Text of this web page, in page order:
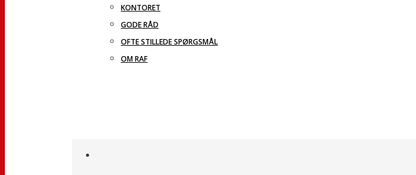
KONTORET
GODE RÅD
OFTE STILLEDE SPØRGSMÅL
OM RAF